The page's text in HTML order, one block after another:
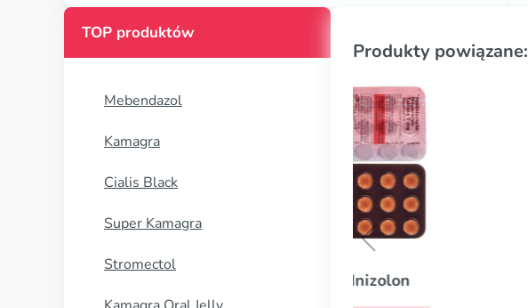
TOP produktów
Mebendazol
Kamagra
Cialis Black
Super Kamagra
Stromectol
Produkty powiązane: